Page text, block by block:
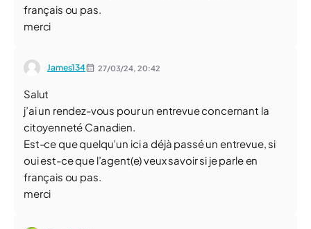
français ou pas.
merci
James134 27/03/24, 20:42
Salut
j’ai un rendez-vous pour un entrevue concernant la
citoyenneté Canadien.
Est-ce que quelqu’un ici a déjà passé un entrevue, si
oui est-ce que l’agent(e) veux savoir si je parle en
français ou pas.
merci